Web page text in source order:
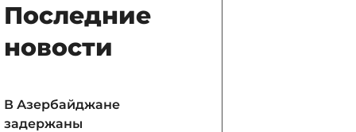
Последние
новости
В Азербайджане
задержаны